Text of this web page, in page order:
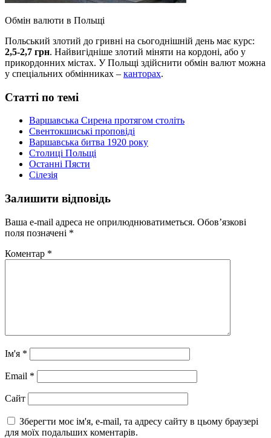
Обмін валюти в Польщі
Польський злотий до гривні на сьогоднішній день має курс:
2,5-2,7 грн. Найвигідніше злотий міняти на кордоні, або у
прикордонних містах. У Польщі здійснити обмін валют можна
у спеціальних обмінниках – канторах.
Статті по темі
Варшавська Сирена протягом століть
Свентокшиські проповіді
Варшавська битва 1920 року
Столиці Польщі
Останні Пясти
Сілезія
Залишити відповідь
Ваша e-mail адреса не оприлюднюватиметься. Обов’язкові
поля позначені *
Коментар *
Ім'я *
Email *
Сайт
Зберегти моє ім'я, e-mail, та адресу сайту в цьому браузері
для моїх подальших коментарів.